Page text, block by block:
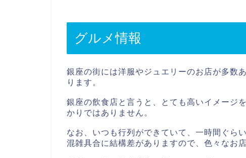
グルメ情報
銀座の街には洋服やジュエリーのお店が多数
ります。
銀座の飲食店と言うと、とても高いイメージ
かりではありません。
なお、いつも行列ができていて、一時間ぐら
混雑具合に結構差がありますので、色々なお